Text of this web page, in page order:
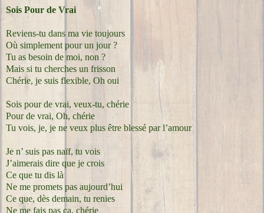
Sois Pour de Vrai
Reviens-tu dans ma vie toujours
Où simplement pour un jour ?
Tu as besoin de moi, non ?
Mais si tu cherches un frisson
Chérie, je suis flexible, Oh oui
Sois pour de vrai, veux-tu, chérie
Pour de vrai, Oh, chérie
Tu vois, je, je ne veux plus être blessé par l’amour
Je n’ suis pas naïf, tu vois
J’aimerais dire que je crois
Ce que tu dis là
Ne me promets pas aujourd’hui
Ce que, dès demain, tu renies
Ne me fais pas ça, chérie